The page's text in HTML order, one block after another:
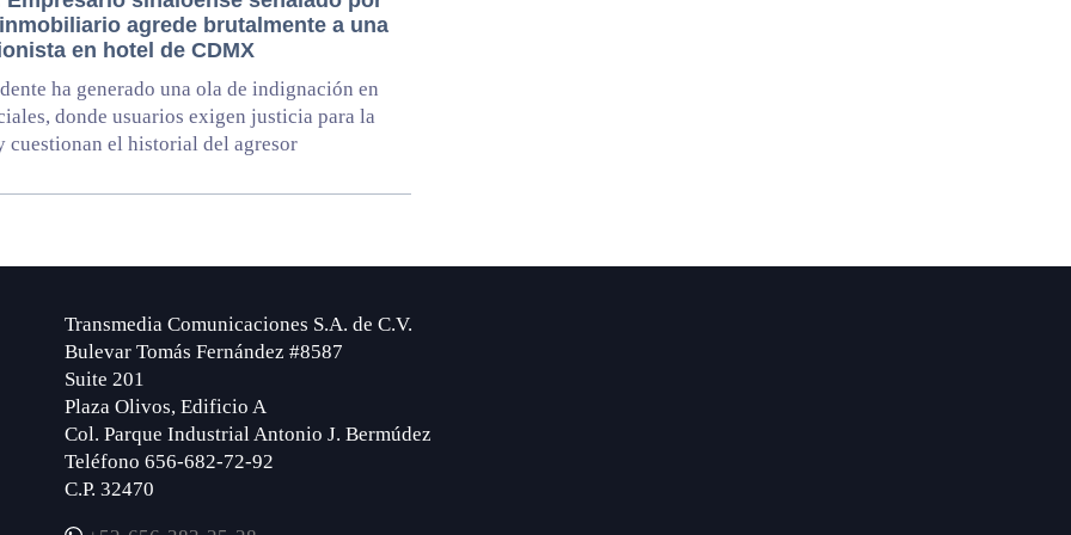
agrede brutalmente a una
en hotel de CDMX
ha generado una ola de indignación en
donde usuarios exigen justicia para la
cuestionan el historial del agresor
Transmedia Comunicaciones S.A. de C.V.
Bulevar Tomás Fernández #8587
Suite 201
Plaza Olivos, Edificio A
Col. Parque Industrial Antonio J. Bermúdez
Teléfono 656-682-72-92
C.P. 32470